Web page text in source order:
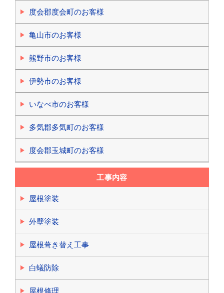
度会郡度会町のお客様
亀山市のお客様
熊野市のお客様
伊勢市のお客様
いなべ市のお客様
多気郡多気町のお客様
度会郡玉城町のお客様
工事内容
屋根塗装
外壁塗装
屋根葺き替え工事
白蟻防除
屋根修理